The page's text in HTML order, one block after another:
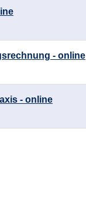
- online
- online